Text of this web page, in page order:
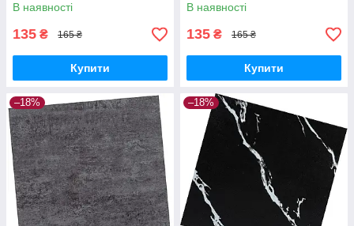
В наявності
135 ₴ 165 ₴
Купити
В наявності
135 ₴ 165 ₴
Купити
–18% –18%